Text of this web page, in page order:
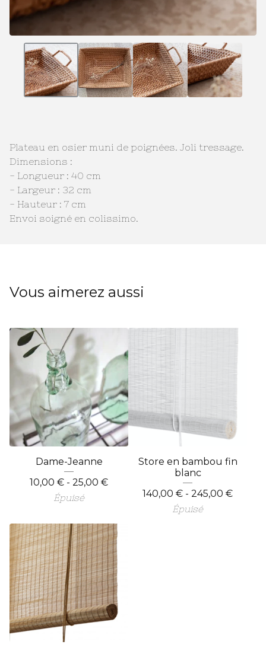
Plateau en osier muni de poignées. Joli tressage.
Dimensions :
- Longueur : 40 cm
- Largeur : 32 cm
- Hauteur : 7 cm
Envoi soigné en colissimo.
Vous aimerez aussi
Dame-Jeanne
10,00 € - 25,00 €
Épuisé
Store en bambou fin
blanc
140,00 € - 245,00 €
Épuisé